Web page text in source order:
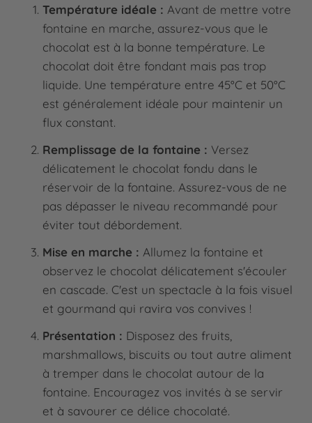
Température idéale : Avant de mettre votre
fontaine en marche, assurez-vous que le
chocolat est à la bonne température. Le
chocolat doit être fondant mais pas trop
liquide. Une température entre 45°C et 50°C
est généralement idéale pour maintenir un
flux constant.
Remplissage de la fontaine : Versez
délicatement le chocolat fondu dans le
réservoir de la fontaine. Assurez-vous de ne
pas dépasser le niveau recommandé pour
éviter tout débordement.
Mise en marche : Allumez la fontaine et
observez le chocolat délicatement s'écouler
en cascade. C'est un spectacle à la fois visuel
et gourmand qui ravira vos convives !
Présentation : Disposez des fruits,
marshmallows, biscuits ou tout autre aliment
à tremper dans le chocolat autour de la
fontaine. Encouragez vos invités à se servir
et à savourer ce délice chocolaté.